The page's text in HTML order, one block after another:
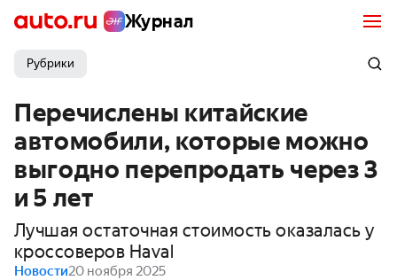
Журнал
Рубрики
Перечислены китайские
автомобили, которые можно
выгодно перепродать через 3
и 5 лет
Лучшая остаточная стоимость оказалась у
кроссоверов Haval
Новости20 ноября 2025